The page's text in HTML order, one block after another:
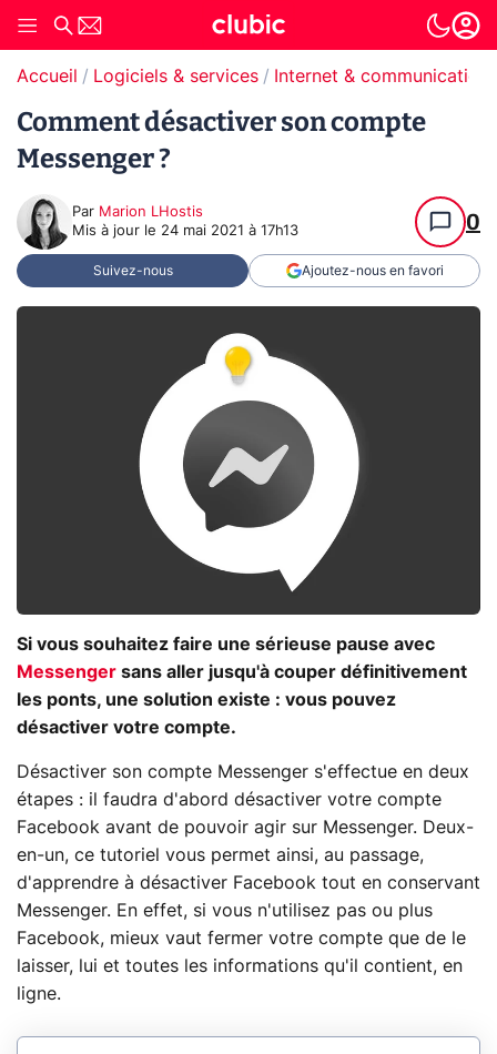
Accueil Logiciels & services Internet & communication
Comment désactiver son compte
Messenger ?
Par Marion LHostis
Mis à jour le 24 mai 2021 à 17h13 0
Suivez-nous Ajoutez-nous en favori
Si vous souhaitez faire une sérieuse pause avec
Messenger sans aller jusqu'à couper définitivement
les ponts, une solution existe : vous pouvez
désactiver votre compte.
Désactiver son compte Messenger s'effectue en deux
étapes : il faudra d'abord désactiver votre compte
Facebook avant de pouvoir agir sur Messenger. Deux-
en-un, ce tutoriel vous permet ainsi, au passage,
d'apprendre à désactiver Facebook tout en conservant
Messenger. En effet, si vous n'utilisez pas ou plus
Facebook, mieux vaut fermer votre compte que de le
laisser, lui et toutes les informations qu'il contient, en
ligne.